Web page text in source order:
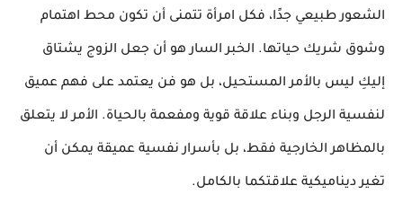
الشعور طبيعي جدًا، فكل امرأة تتمنى أن تكون محط اهتمام
وشوق شريك حياتها. الخبر السار هو أن جعل الزوج يشتاق
إليكِ ليس بالأمر المستحيل، بل هو فن يعتمد على فهم عميق
لنفسية الرجل وبناء علاقة قوية ومفعمة بالحياة. الأمر لا يتعلق
بالمظاهر الخارجية فقط، بل بأسرار نفسية عميقة يمكن أن
تغير ديناميكية علاقتكما بالكامل.